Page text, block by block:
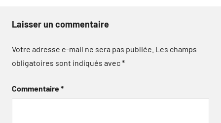
Laisser un commentaire
Votre adresse e-mail ne sera pas publiée. Les champs
obligatoires sont indiqués avec*
Commentaire*